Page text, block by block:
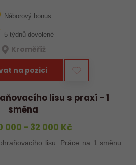
s dlouholetou praxí. Důležité je,
Náborový bonus
5 týdnů dovolené
Kroměříž
na pozici
lisu s praxí - 1
směna
000 - 32 000 Kč
lisu. Práce na 1 směnu.